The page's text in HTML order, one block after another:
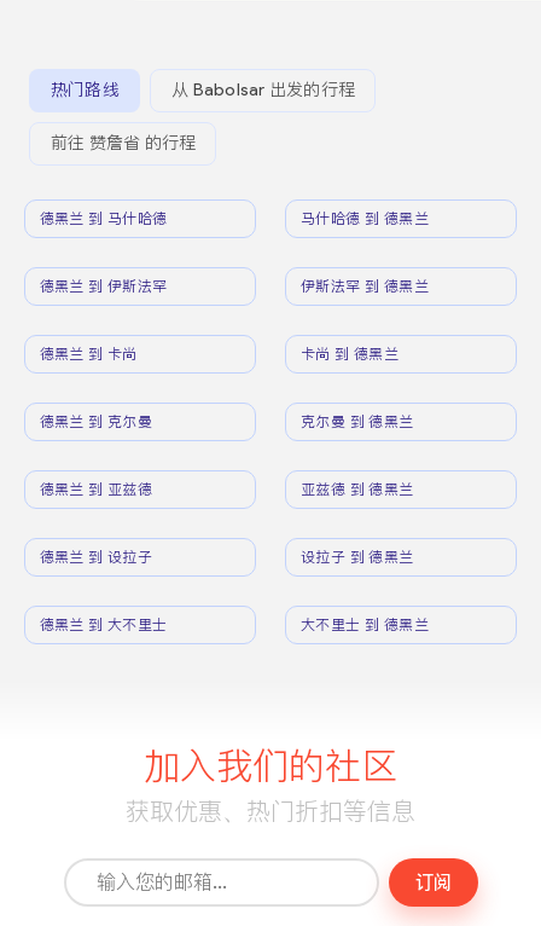
热门路线 从 Babolsar 出发的行程
前往 赞詹省 的行程
德黑兰 到 马什哈德 马什哈德 到 德黑兰
德黑兰 到 伊斯法罕 伊斯法罕 到 德黑兰
德黑兰 到 卡尚 卡尚 到 德黑兰
德黑兰 到 克尔曼 克尔曼 到 德黑兰
德黑兰 到 亚兹德 亚兹德 到 德黑兰
德黑兰 到 设拉子 设拉子 到 德黑兰
德黑兰 到 大不里士 大不里士 到 德黑兰
加入我们的社区
获取优惠、热门折扣等信息
订阅